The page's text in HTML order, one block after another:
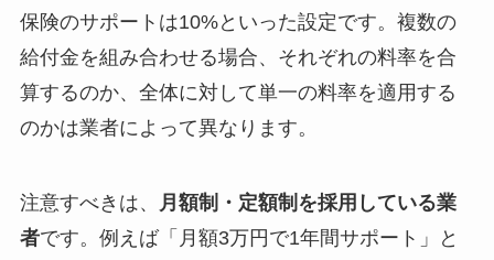
保険のサポートは10%といった設定です。複数の
給付金を組み合わせる場合、それぞれの料率を合
算するのか、全体に対して単一の料率を適用する
のかは業者によって異なります。
注意すべきは、
月額制・定額制を採用している業
者です。例えば「月額3万円で1年間サポート」と